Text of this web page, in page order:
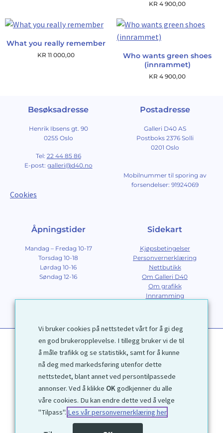
KR 4 900,00
What you really remember
KR 11 000,00
Who wants green shoes
(innrammet)
KR 4 900,00
Besøksadresse
Henrik Ibsens gt. 90
0255 Oslo
Tel: 22 44 85 86
E-post: galleri@d40.no
Cookies
Postadresse
Galleri D40 AS
Postboks 2376 Solli
0201 Oslo
Mobilnummer til sporing av
forsendelser: 91924069
Åpningstider
Mandag – Fredag 10-17
Torsdag 10-18
Lørdag 10-16
Søndag 12-16
Sidekart
Kjøpsbetingelser
Personvernerklæring
Nettbutikk
Om Galleri D40
Om grafikk
Innramming
1972 © Galleri D40 AS
Utviklet avKjetil Moen Nettservice AS
Vi bruker cookies på nettstedet vårt for å gi deg
en god brukeropplevelse. I tillegg bruker vi de til
å måle trafikk og se statistikk, samt for å kunne
nå deg med markedsføring utenfor dette
nettstedet, blant annet ved persontilpassede
annonser. Ved å klikke OKgodkjenner du alle
våre cookies. Du kan endre dette ved å velge
"Tilpass". Les vår personvernerklæring her